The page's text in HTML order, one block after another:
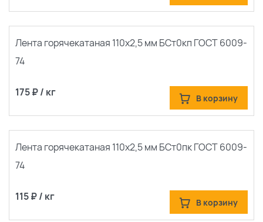
Лента горячекатаная 110х2,5 мм БСт0кп ГОСТ 6009-
74
175 ₽ / кг В корзину
Лента горячекатаная 110х2,5 мм БСт0пк ГОСТ 6009-
74
115 ₽ / кг В корзину